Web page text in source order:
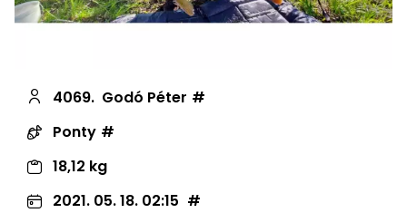
4069. Godó Péter
Ponty
18,12 kg
2021. 05. 18. 02:15